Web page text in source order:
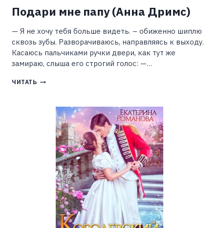
Подари мне папу (Анна Дримс)
— Я не хочу тебя больше видеть. – обиженно шиплю
сквозь зубы. Разворачиваюсь, направляясь к выходу.
Касаюсь пальчиками ручки двери, как тут же
замираю, слыша его строгий голос: —…
ЧИТАТЬ ПОДАРИ
(АННА
ДРИМС)